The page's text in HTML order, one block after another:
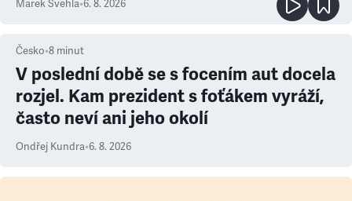
Marek Švehla•6. 8. 2026
Česko•8 minut
V poslední době se s focením aut docela
rozjel. Kam prezident s foťákem vyráží,
často neví ani jeho okolí
Ondřej Kundra•6. 8. 2026